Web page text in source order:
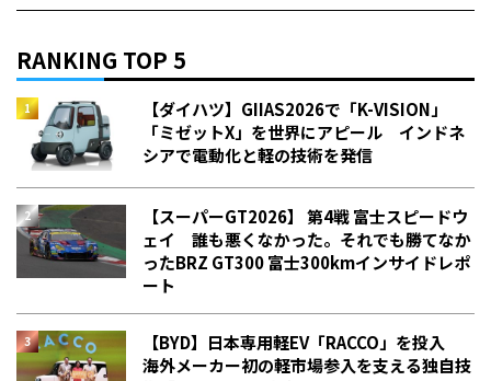
RANKING TOP 5
【ダイハツ】GIIAS2026で「K-VISION」
「ミゼットX」を世界にアピール インドネ
シアで電動化と軽の技術を発信
【スーパーGT2026】 第4戦 富士スピードウ
ェイ 誰も悪くなかった。それでも勝てなか
った――BRZ GT300 富士300kmインサイドレポ
ート
【BYD】日本専用軽EV「RACCO」を投入
海外メーカー初の軽市場参入を支える独自技